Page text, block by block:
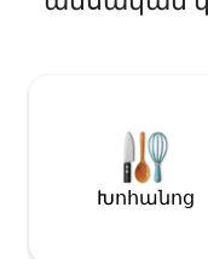
Խոհանոց